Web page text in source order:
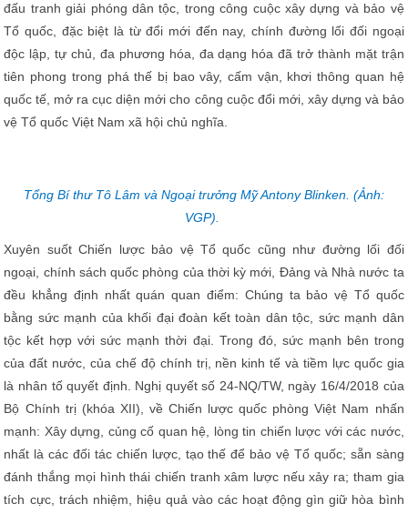
đấu tranh giải phóng dân tộc, trong công cuộc xây dựng và bảo vệ
Tổ quốc, đặc biệt là từ đổi mới đến nay, chính đường lối đối ngoại
độc lập, tự chủ, đa phương hóa, đa dạng hóa đã trở thành mặt trận
tiên phong trong phá thế bị bao vây, cấm vận, khơi thông quan hệ
quốc tế, mở ra cục diện mới cho công cuộc đổi mới, xây dựng và bảo
vệ Tổ quốc Việt Nam xã hội chủ nghĩa.
Tổng Bí thư Tô Lâm và Ngoại trưởng Mỹ Antony Blinken. (Ảnh:
VGP).
Xuyên suốt Chiến lược bảo vệ Tổ quốc cũng như đường lối đối
ngoại, chính sách quốc phòng của thời kỳ mới, Đảng và Nhà nước ta
đều khẳng định nhất quán quan điểm: Chúng ta bảo vệ Tổ quốc
bằng sức mạnh của khối đại đoàn kết toàn dân tộc, sức mạnh dân
tộc kết hợp với sức mạnh thời đại. Trong đó, sức mạnh bên trong
của đất nước, của chế độ chính trị, nền kinh tế và tiềm lực quốc gia
là nhân tố quyết định. Nghị quyết số 24-NQ/TW, ngày 16/4/2018 của
Bộ Chính trị (khóa XII), về Chiến lược quốc phòng Việt Nam nhấn
mạnh: Xây dựng, củng cố quan hệ, lòng tin chiến lược với các nước,
nhất là các đối tác chiến lược, tạo thế để bảo vệ Tổ quốc; sẵn sàng
đánh thắng mọi hình thái chiến tranh xâm lược nếu xảy ra; tham gia
tích cực, trách nhiệm, hiệu quả vào các hoạt động gìn giữ hòa bình